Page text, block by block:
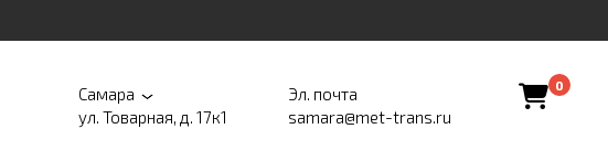
Самара
ул. Товарная, д. 17к1
Эл. почта
samara@met-trans.ru
0